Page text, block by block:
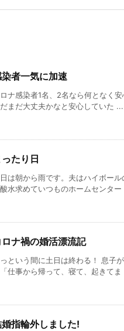
者一気に加速
ナ感染者1名、2名なら何となく
だまだ大丈夫かなと安心していた ...
ったり日
は朝から雨です。夫はハイボール
水求めていつものホームセンター
ロナ禍の婚活漂流記
という間に土日は終わる！ 息子
仕事から帰って、寝て、起きてま
指輪外しました!